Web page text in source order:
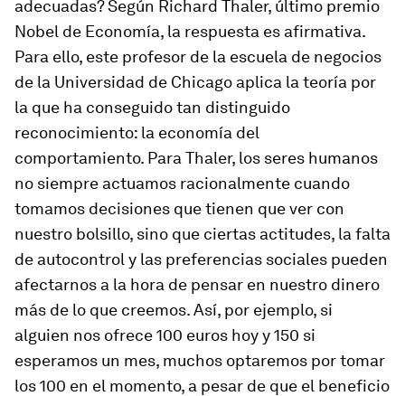
adecuadas? Según Richard Thaler, último premio
Nobel de Economía, la respuesta es afirmativa.
Para ello, este profesor de la escuela de negocios
de la Universidad de Chicago aplica la teoría por
la que ha conseguido tan distinguido
reconocimiento: la economía del
comportamiento. Para Thaler, los seres humanos
no siempre actuamos racionalmente cuando
tomamos decisiones que tienen que ver con
nuestro bolsillo, sino que ciertas actitudes, la falta
de autocontrol y las preferencias sociales pueden
afectarnos a la hora de pensar en nuestro dinero
más de lo que creemos. Así, por ejemplo, si
alguien nos ofrece 100 euros hoy y 150 si
esperamos un mes, muchos optaremos por tomar
los 100 en el momento, a pesar de que el beneficio